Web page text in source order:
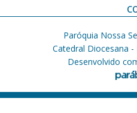
Paróquia Nossa
Catedral Diocesana
Desenvolvido